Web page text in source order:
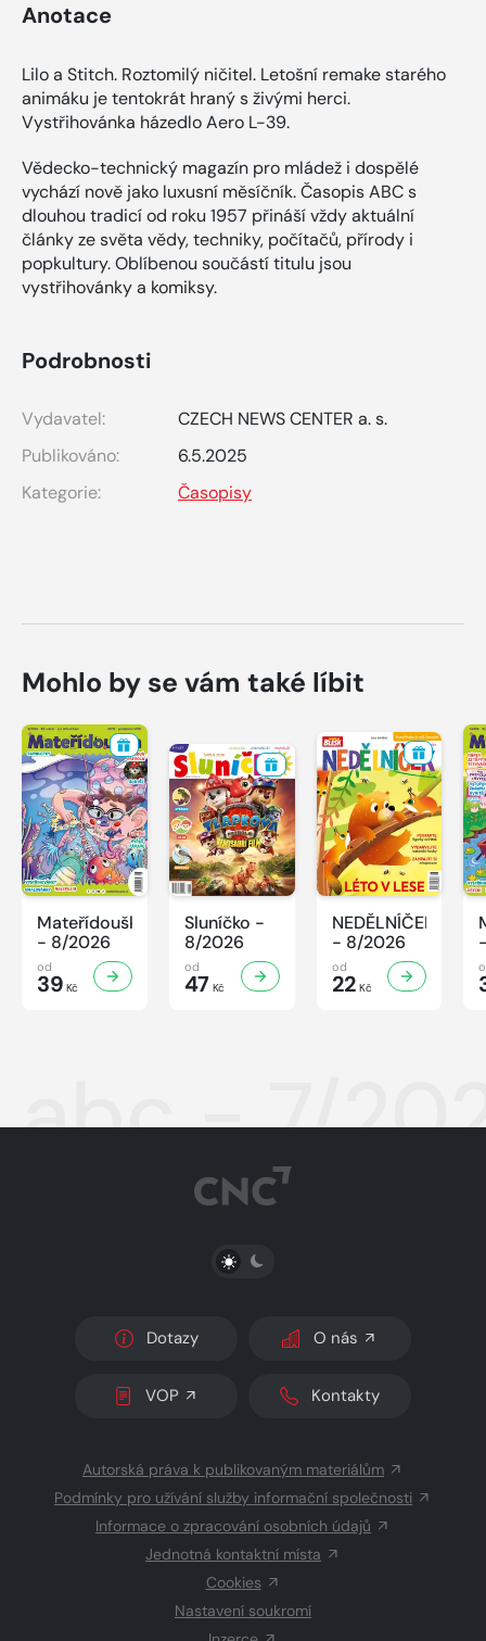
Anotace
Lilo a Stitch. Roztomilý ničitel. Letošní remake starého
animáku je tentokrát hraný s živými herci.
Vystřihovánka házedlo Aero L-39.
Vědecko-technický magazín pro mládež i dospělé
vychází nově jako luxusní měsíčník. Časopis ABC s
dlouhou tradicí od roku 1957 přináší vždy aktuální
články ze světa vědy, techniky, počítačů, přírody i
popkultury. Oblíbenou součástí titulu jsou
vystřihovánky a komiksy.
Podrobnosti
Vydavatel:
CZECH NEWS CENTER a. s.
Publikováno:
6.5.2025
Kategorie:
Časopisy
Mohlo by se vám také líbit
Mateřídouška
- 8/2026
od
39 Kč
Sluníčko -
8/2026
od
47 Kč
NEDĚLNÍČEK
- 8/2026
od
22 Kč
abc - 7/
PŘEPNOUT SVĚTLÝ/TMAVÝ REŽIM
Dotazy O nás
VOP Kontakty
Autorská práva k publikovaným materiálům
Podmínky pro užívání služby informační společnosti
Informace o zpracování osobních údajů
Jednotná kontaktní místa
Cookies
Nastavení soukromí